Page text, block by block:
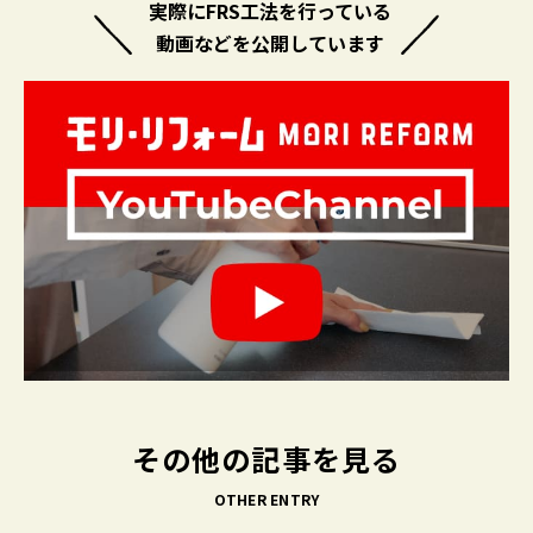
実際にFRS工法を行っている
動画などを公開しています
その他の記事を見る
OTHER ENTRY